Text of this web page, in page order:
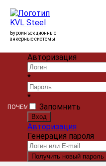
Буроинъекционные
анкерные системы
ПОЧЕМУ МЫ? ПРОДУКЦИЯ
Авторизация
*
*
Запомнить
Авторизация
Генерация пароля